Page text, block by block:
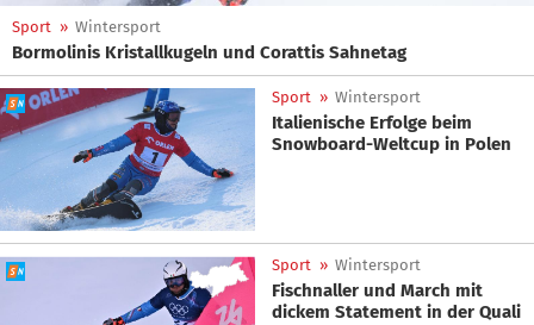
Sport » Wintersport
Bormolinis Kristallkugeln und Corattis Sahnetag
Sport » Wintersport
Italienische Erfolge beim
Snowboard-Weltcup in Polen
Sport » Wintersport
Fischnaller und March mit
dickem Statement in der Quali